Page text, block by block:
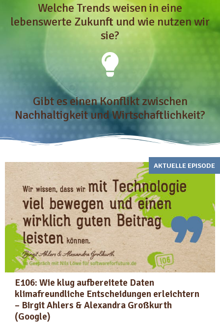
Welche Trends weisen in eine
lebenswerte Zukunft und wie nutzen wir
sie?
Gibt es einen Konflikt zwischen
Nachhaltigkeit und Wirtschaftlichkeit?
AKTUELLE EPISODE
E106: Wie klug aufbereitete Daten
klimafreundliche Entscheidungen erleichtern
– Birgit Ahlers & Alexandra Großkurth
(Google)